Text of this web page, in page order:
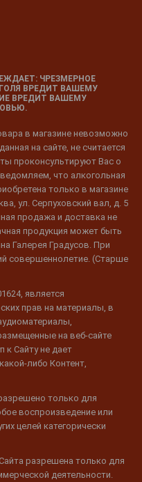
ЧРЕЗМЕРНОЕ
ВРЕДИТ ВАШЕМУ
ВРЕДИТ ВАШЕМУ
в магазине невозможно
на сайте, не считается
проконсультируют Вас о
что алкогольная
только в магазине
ул. Серпуховский вал, д. 5
продажа и доставка не
продукция может быть
Галерея Градусов. При
совершеннолетие. (Старше
является
прав на материалы, в
на веб-сайте
к Сайту не дает
либо Контент,
только для
воспроизведение или
целей категорически
разрешена только для
деятельности.